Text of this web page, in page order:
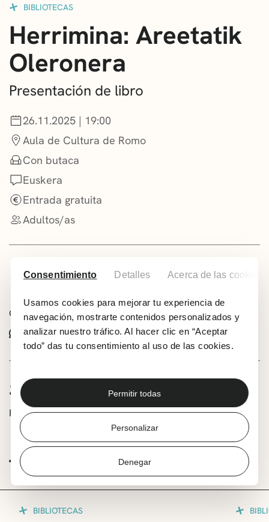
Consentimiento Detalles Acerca de las cookies
Usamos cookies para mejorar tu experiencia de
navegación, mostrarte contenidos personalizados y
analizar nuestro tráfico. Al hacer clic en “Aceptar
todo” das tu consentimiento al uso de las cookies.
Permitir todas
Personalizar
Denegar
NOTICIAS
GETXO KULTURA
ASOCIACIONES CULTURALES
BIBLIOTECAS
Herrimina: Areetatik
Oleronera
Presentación de libro
26.11.2025 | 19:00
Aula de Cultura de Romo
Con butaca
Euskera
Entrada gratuita
Adultos/as
Añadir a tu calendario
Comparte este evento:
Whatsapp
Facebook X
SOBRE LA ACTIVIDAD
Presentación de libro a cargo de su autora Nahikari Ayo.
TE PUEDE INTERESAR
BIBLIOTECAS